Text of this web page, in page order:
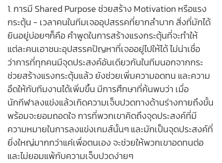
1. การมี Shared Purpose ช่วยสร้าง Motivation หรือแรง
กระตุ้น - เวลาคนในทีมเจออุปสรรคที่ยากลำบาก สิ่งที่มักได้
ยินอยู่บ่อยๆก็คือ คำพูดในการสร้างแรงกระตุ้นที่จะทำให้
แต่ละคนเอาชนะอุปสรรคปัญหาที่เจออยู่ไปให้ได้ ไม่น่าเชื่อ
ว่าการที่ทุกคนมีจุดประสงค์อันเดียวกันในทีมนอกจากกระ
ช่วยสร้างแรงกระตุ้นแล้ว ยังช่วยเพิ่มความอดทน และความ
อึดให้กับทีมงานได้เพิ่มขึ้น มีการศึกษาที่ค้นพบว่า เมื่อ
นักกีฬาลงแข่งแล้วเกิดความเจ็บปวดทางด้านร่างกายถึงขั้น
พร้อมจะยอมถอดใจ การที่พวกเขาคิดถึงจุดประสงค์ที่มี
ความหมายในการลงแข่งเกมส์นั้นๆ และมักเป็นจุดประสงค์ที่
ยิ่งใหญ่มากกว่าแค่เพื่อตนเอง จะช่วยให้พวกเขาอดทนต่อ
และไม่ยอมแพ้กับความเจ็บปวดง่ายๆ